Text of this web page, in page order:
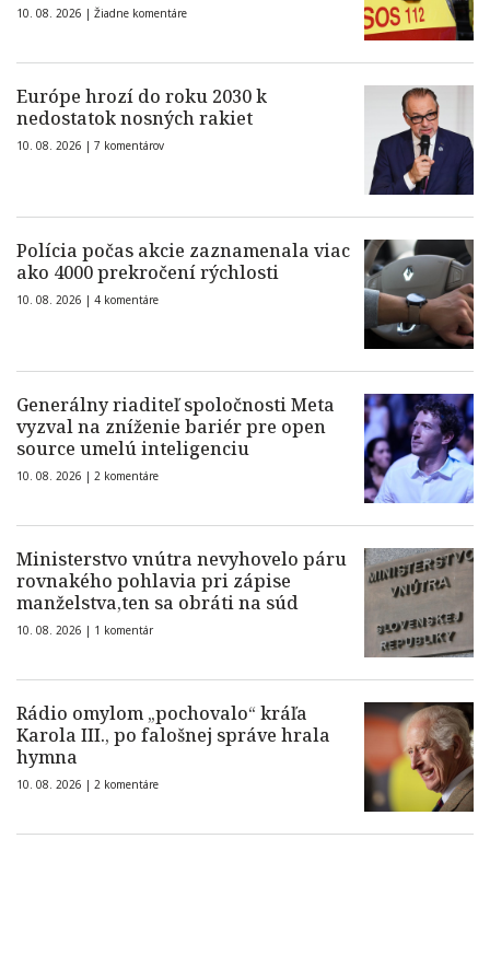
10. 08. 2026 | Žiadne komentáre
Európe hrozí do roku 2030 k
nedostatok nosných rakiet
10. 08. 2026 | 7 komentárov
Polícia počas akcie zaznamenala viac
ako 4000 prekročení rýchlosti
10. 08. 2026 | 4 komentáre
Generálny riaditeľ spoločnosti Meta
vyzval na zníženie bariér pre open
source umelú inteligenciu
10. 08. 2026 | 2 komentáre
Ministerstvo vnútra nevyhovelo páru
rovnakého pohlavia pri zápise
manželstva,ten sa obráti na súd
10. 08. 2026 | 1 komentár
Rádio omylom „pochovalo“ kráľa
Karola III., po falošnej správe hrala
hymna
10. 08. 2026 | 2 komentáre